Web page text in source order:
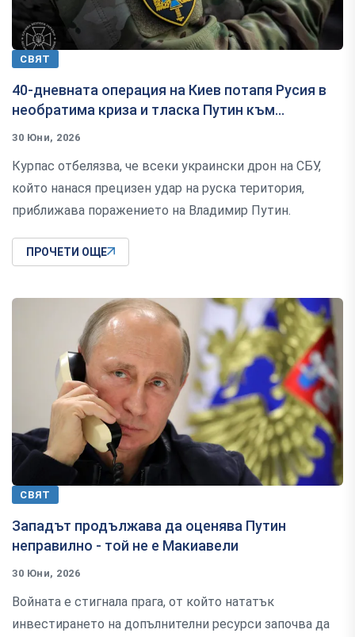
СВЯТ
40-дневната операция на Киев потапя Русия в
необратима криза и тласка Путин към...
30 Юни, 2026
Курпас отбелязва, че всеки украински дрон на СБУ,
който нанася прецизен удар на руска територия,
приближава поражението на Владимир Путин.
ПРОЧЕТИ ОЩЕ
СВЯТ
Западът продължава да оценява Путин
неправилно - той не е Макиавели
30 Юни, 2026
Войната е стигнала прага, от който нататък
инвестирането на допълнителни ресурси започва да